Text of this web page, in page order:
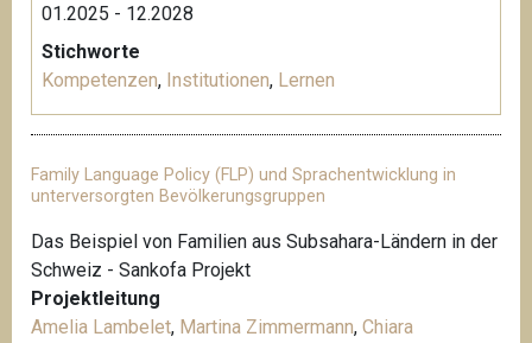
01.2025 - 12.2028
Stichworte
Kompetenzen, Institutionen, Lernen
Family Language Policy (FLP) und Sprachentwicklung in
unterversorgten Bevölkerungsgruppen
Das Beispiel von Familien aus Subsahara-Ländern in der
Schweiz - Sankofa Projekt
Projektleitung
Amelia Lambelet, Martina Zimmermann, Chiara